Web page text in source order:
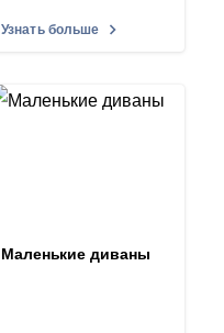
Узнать больше
Маленькие диваны